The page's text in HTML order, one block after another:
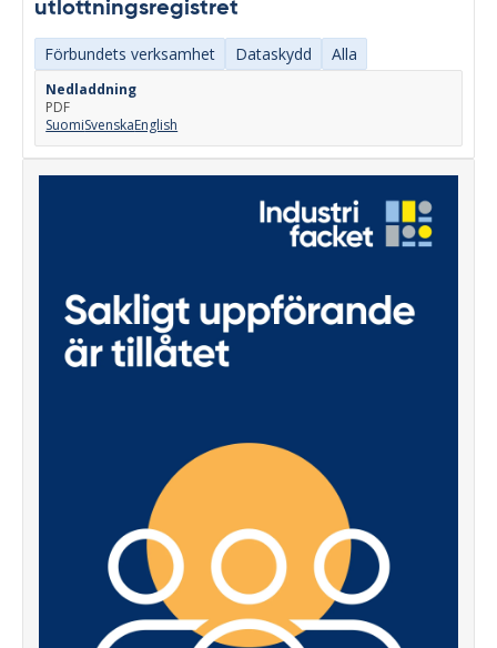
utlottningsregistret
Förbundets verksamhet Dataskydd Alla
Nedladdning
PDF
SuomiSvenskaEnglish